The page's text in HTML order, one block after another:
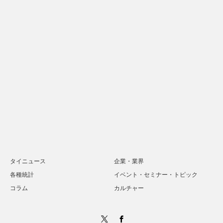
タイニュース
企業・業界
各種統計
イベント・セミナー・トピック
コラム
カルチャー